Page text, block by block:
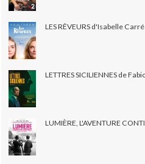
LES RÊVEURS d'Isabelle Carré
LETTRES SICILIENNES de
LUMIÈRE, L'AVENTURE